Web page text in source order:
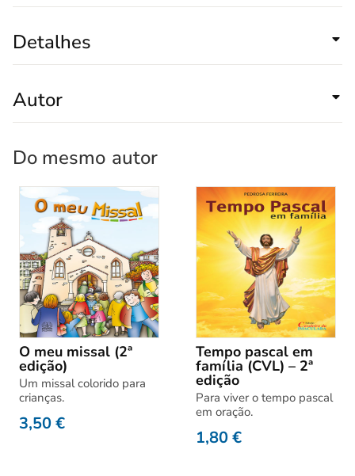
Detalhes
Autor
Do mesmo autor
O meu missal (2ª
edição)
Um missal colorido para
crianças.
3,50€
Tempo pascal em
família (CVL) – 2ª
edição
Para viver o tempo pascal
em oração.
1,80€